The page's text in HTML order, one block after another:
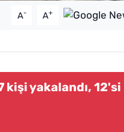
A- A+
yakalandı, 12'si